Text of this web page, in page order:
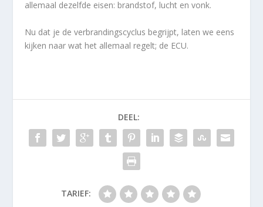
allemaal dezelfde eisen: brandstof, lucht en vonk.
Nu dat je de verbrandingscyclus begrijpt, laten we eens
kijken naar wat het allemaal regelt; de ECU.
DEEL:
TARIEF: